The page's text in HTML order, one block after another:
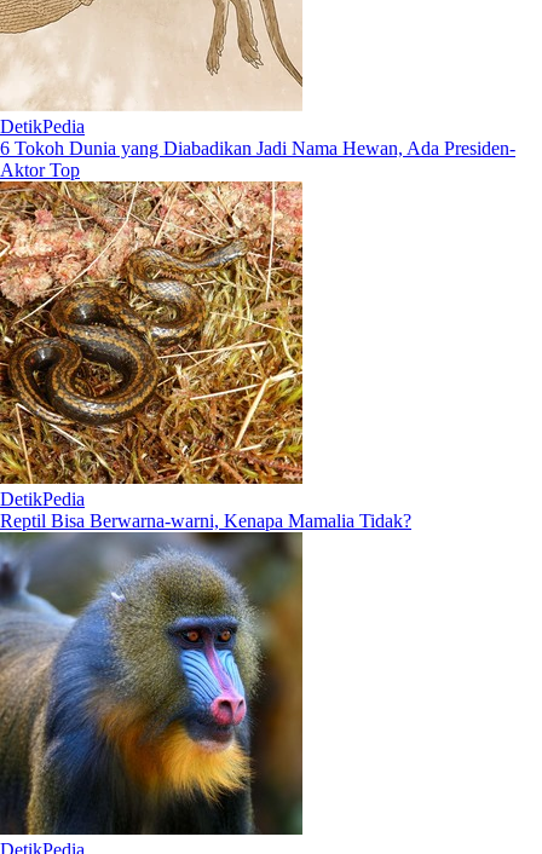
DetikPedia
6 Tokoh Dunia yang Diabadikan Jadi Nama Hewan, Ada Presiden-
Aktor Top
DetikPedia
Reptil Bisa Berwarna-warni, Kenapa Mamalia Tidak?
DetikPedia